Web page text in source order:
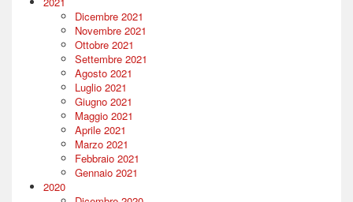
Dicembre 2021
Novembre 2021
Ottobre 2021
Settembre 2021
Agosto 2021
Luglio 2021
Giugno 2021
Maggio 2021
Aprile 2021
Marzo 2021
Febbraio 2021
Gennaio 2021
2020